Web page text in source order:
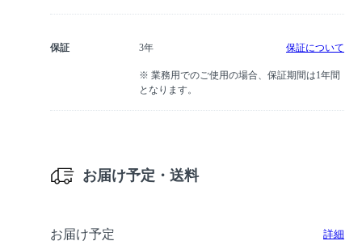
保証 3年 保証について
※ 業務用でのご使用の場合、保証期間は1年間
となります。
お届け予定・送料
お届け予定 詳細